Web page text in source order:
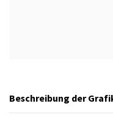
Beschreibung der